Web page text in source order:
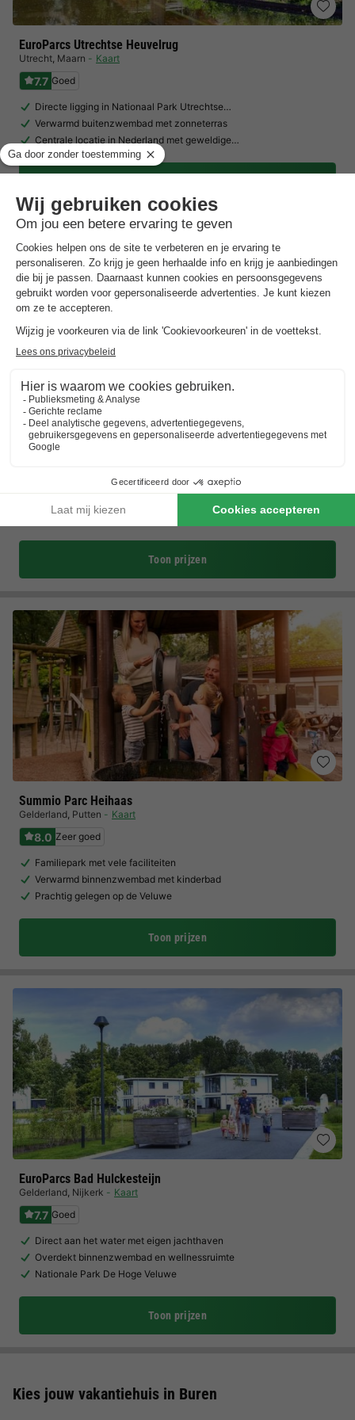
EuroParcs Utrechtse Heuvelrug
Utrecht, Maarn Kaart
7.7 Goed
Directe ligging in Nationaal Park Utrechtse…
Verwarmd buitenzwembad met zonneterras
Centrale locatie in Nederland met geweldige…
Vakantiepark 't Broeckhuys
Gelderland,Ewijk Kaart
Recreatiemeer met zwem- en vismogelijkheden
Dagje Nijmegen
Toon prijzen
Summio Parc Heihaas
Gelderland, Putten Kaart
8.0 Zeer goed
Familiepark met vele faciliteiten
Verwarmd binnenzwembad met kinderbad
Prachtig gelegen op de Veluwe
Toon prijzen
EuroParcs Bad Hulckesteijn
Gelderland, Nijkerk Kaart
7.7 Goed
Direct aan het water met eigen jachthaven
Overdekt binnenzwembad en wellnessruimte
Nationale Park De Hoge Veluwe
Toon prijzen
Kies jouw vakantiehuis in Buren